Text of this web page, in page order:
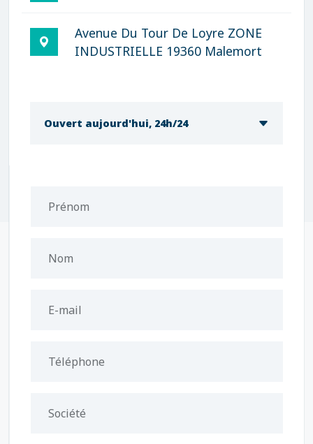
Avenue Du Tour De Loyre ZONE
INDUSTRIELLE 19360 Malemort
Ouvert aujourd'hui, 24h/24
Prénom
Nom
E-mail
Téléphone
Société